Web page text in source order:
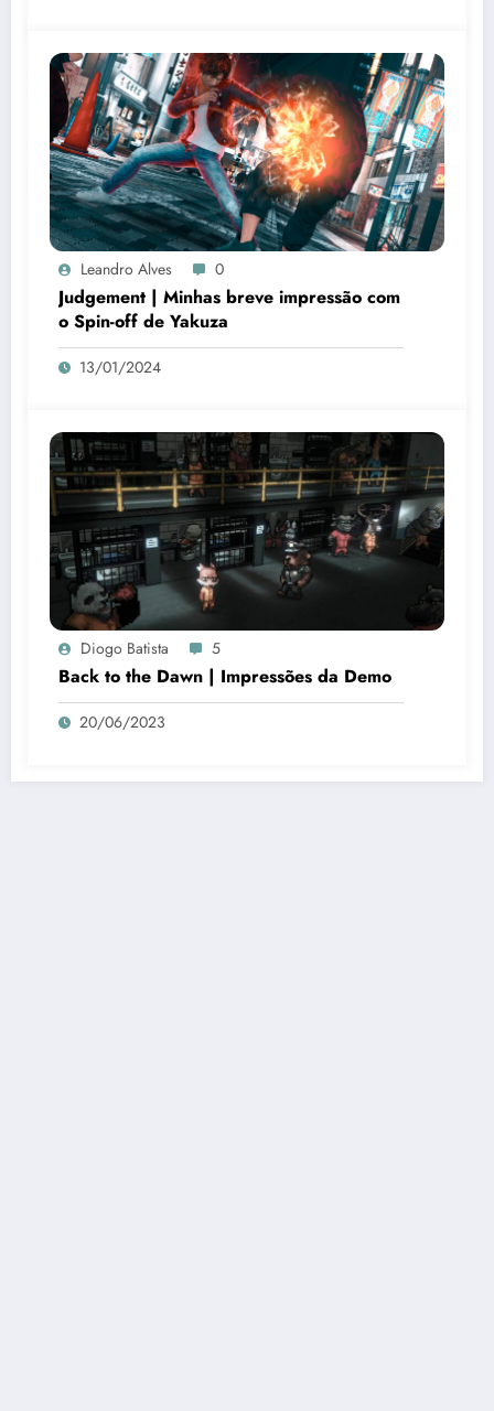
Leandro Alves 0
Judgement | Minhas breve impressão com
o Spin-off de Yakuza
13/01/2024
Diogo Batista 5
Back to the Dawn | Impressões da Demo
20/06/2023